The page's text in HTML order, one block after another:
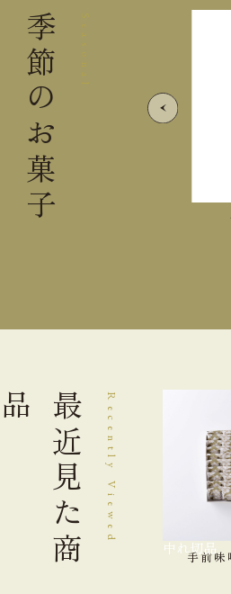
Seasonal
季節の
お菓子
紅玉ジュース サ
Recently Viewed
最近見た
商
品
品切れ中 手前